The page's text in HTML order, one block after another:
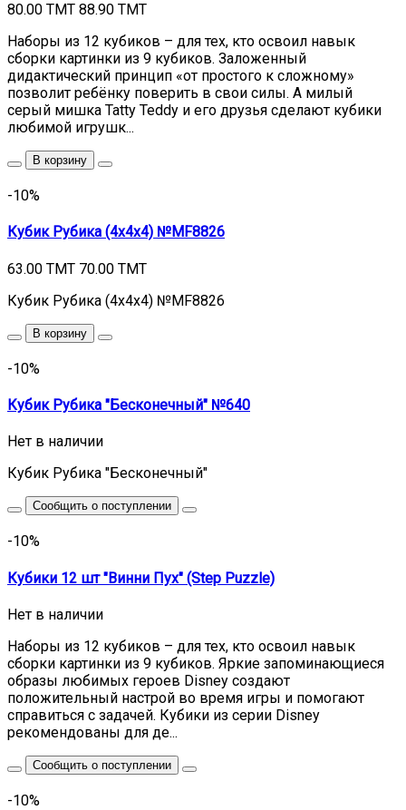
80.00 TMT 88.90 TMT
Наборы из 12 кубиков – для тех, кто освоил навык
сборки картинки из 9 кубиков. Заложенный
дидактический принцип «от простого к сложному»
позволит ребёнку поверить в свои силы. А милый
серый мишка Tatty Teddy и его друзья сделают кубики
любимой игрушк...
В корзину
-10%
Кубик Рубика (4x4x4) №MF8826
63.00 TMT 70.00 TMT
Кубик Рубика (4x4x4) №MF8826
В корзину
-10%
Кубик Рубика "Бесконечный" №640
Нет в наличии
Кубик Рубика "Бесконечный"
Сообщить о поступлении
-10%
Кубики 12 шт "Винни Пух" (Step Puzzle)
Нет в наличии
Наборы из 12 кубиков – для тех, кто освоил навык
сборки картинки из 9 кубиков. Яркие запоминающиеся
образы любимых героев Disney создают
положительный настрой во время игры и помогают
справиться с задачей. Кубики из серии Disney
рекомендованы для де...
Сообщить о поступлении
-10%